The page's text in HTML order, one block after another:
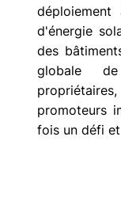
d'énergie
des
globale
promoteurs
fois un défi